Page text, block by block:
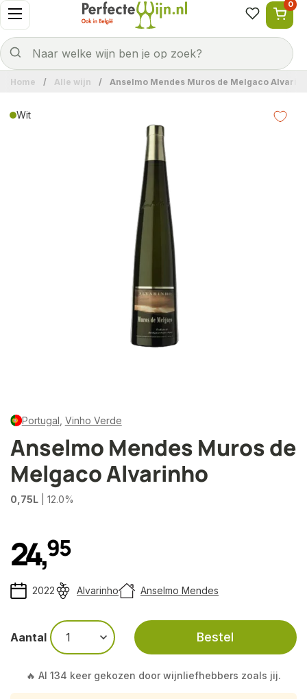
Ga naar content
Menu openen
Naar welke wijn ben je op zoek?
Naar welke wijn ben je op zoek?
Verzenden
0
Home / Alle wijn / Anselmo Mendes Muros de Melgaco
Wit
Portugal Vinho Verde
Anselmo Mendes Muros de
Melgaco Alvarinho
0,75L | 12.0%
24,95
2022 Alvarinho Anselmo Mendes
Aantal Bestel
🔥 Al 134 keer gekozen door wijnliefhebbers zoals jij.